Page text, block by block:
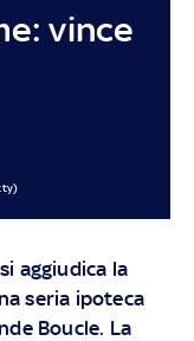
vince
aggiudica la
seria ipoteca
Boucle. La